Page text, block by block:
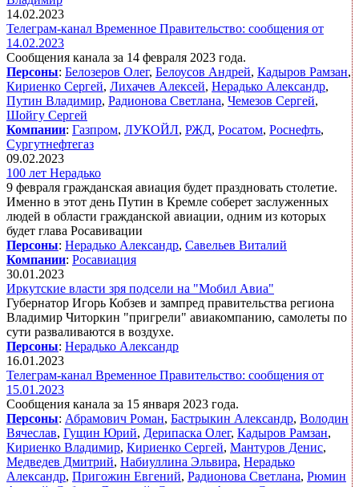
14.02.2023
Телеграм-канал Временное Правительство: сообщения от
14.02.2023
Сообщения канала за 14 февраля 2023 года.
Персоны: Белозеров Олег, Белоусов Андрей, Кадыров Рамзан,
Кириенко Сергей, Лихачев Алексей, Нерадько Александр,
Путин Владимир, Радионова Светлана, Чемезов Сергей,
Шойгу Сергей
Компании: Газпром, ЛУКОЙЛ, РЖД, Росатом, Роснефть,
Сургутнефтегаз
09.02.2023
100 лет Нерадько
9 февраля гражданская авиация будет праздновать столетие.
Именно в этот день Путин в Кремле соберет заслуженных
людей в области гражданской авиации, одним из которых
будет глава Росавивации
Персоны: Нерадько Александр, Савельев Виталий
Компании: Росавиация
30.01.2023
Иркутские власти зря подсели на "Мобил Авиа"
Губернатор Игорь Кобзев и зампред правительства региона
Владимир Читоркин "пригрели" авиакомпанию, самолеты по
сути разваливаются в воздухе.
Персоны: Нерадько Александр
16.01.2023
Телеграм-канал Временное Правительство: сообщения от
15.01.2023
Сообщения канала за 15 января 2023 года.
Персоны: Абрамович Роман, Бастрыкин Александр, Володин
Вячеслав, Гущин Юрий, Дерипаска Олег, Кадыров Рамзан,
Кириенко Владимир, Кириенко Сергей, Мантуров Денис,
Медведев Дмитрий, Набиуллина Эльвира, Нерадько
Александр, Пригожин Евгений, Радионова Светлана, Рюмин